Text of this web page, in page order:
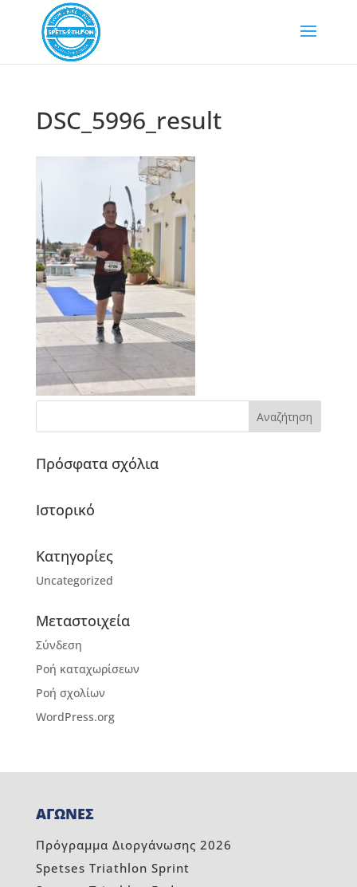
DSC_5996_result
Πρόσφατα σχόλια
Ιστορικό
Kατηγορίες
Uncategorized
Μεταστοιχεία
Σύνδεση
Ροή καταχωρίσεων
Ροή σχολίων
WordPress.org
ΑΓΩΝΕΣ
Πρόγραμμα Διοργάνωσης 2026
Spetses Triathlon Sprint